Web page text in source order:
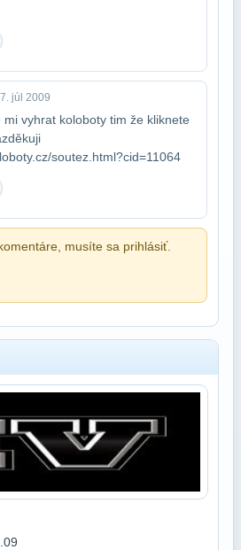
júl 2009
vyhrat koloboty tim že kliknete
soutez.html?cid=11064
musíte sa prihlásiť.